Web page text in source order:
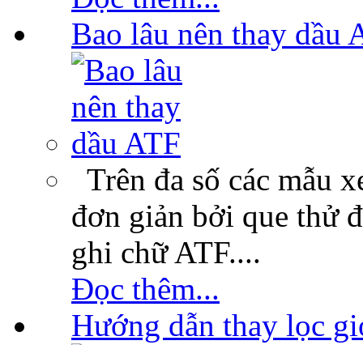
Bao lâu nên thay dầu
Trên đa số các mẫu
đơn giản bởi que thử
ghi chữ ATF....
Đọc thêm...
Hướng dẫn thay lọc